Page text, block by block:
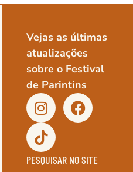
Vejas as últimas
atualizações
sobre o Festival
de Parintins
PESQUISAR NO SITE